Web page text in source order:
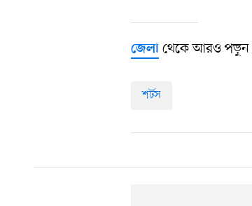
জেলা থেকে আরও পড়ুন
শর্টস